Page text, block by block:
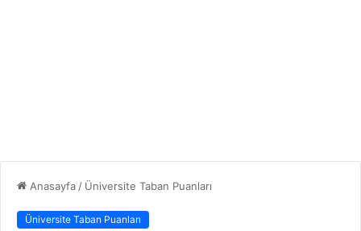
Anasayfa / Üniversite Taban Puanları
Üniversite Taban Puanları